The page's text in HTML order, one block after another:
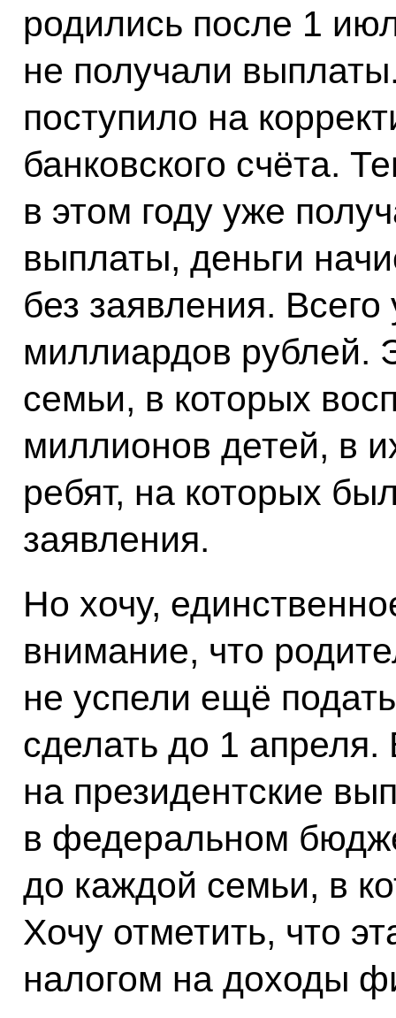
родились после 1
не получали
поступило на
банковского счёта.
в этом году уже
выплаты, деньги
без заявления.
миллиардов рублей.
семьи, в которых
миллионов детей, в
ребят, на которых
заявления.
Но хочу,
внимание, что
не успели ещё
сделать до 1 апреля.
на президентские
в федеральном
до каждой семьи, в
Хочу отметить, что
налогом на доходы